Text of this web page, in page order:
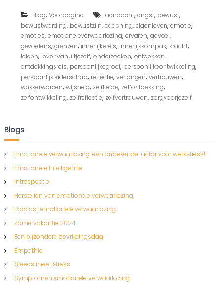
’
s
Blog, Voorpagina aandacht, angst, bewust,
bewustwording, bewustzijn, coaching, eigenleven, emotie,
emoties, emotioneleverwaarlozing, ervaren, gevoel,
gevoelens, grenzen, innerlijkereis, innerlijkkompas, kracht,
leiden, levenvanuitjezelf, onderzoeken, ontdekken,
ontdekkingsreis, persoonlijkegroei, persoonlijkeontwikkeling,
persoonlijkleiderschap, reflectie, verlangen, vertrouwen,
wakkerworden, wijsheid, zelfliefde, zelfontdekking,
zelfontwikkeling, zelfreflectie, zelfvertrouwen, zorgvoorjezelf
Blogs
Emotionele verwaarlozing: een onbekende factor voor werkstress!
Emotionele intelligentie
Introspectie
Herstellen van emotionele verwaarlozing
Podcast emotionele verwaarlozing
Zomervakantie 2024
Een bijzondere bevrijdingsdag
Empathie
Steeds meer stress
Symptomen emotionele verwaarlozing